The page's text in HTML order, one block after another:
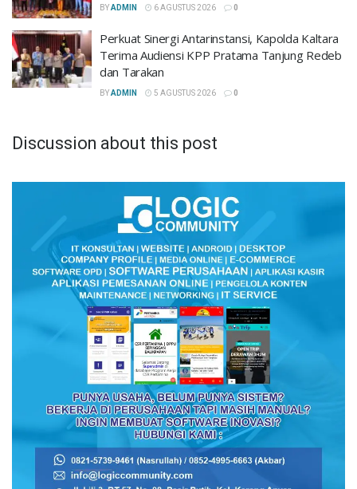
BYADMIN 6 AGUSTUS 2026 0
Perkuat Sinergi Antarinstansi, Kapolda Kaltara
Terima Audiensi KPP Pratama Tanjung Redeb
dan Tarakan
BYADMIN 5 AGUSTUS 2026 0
Discussion about this post